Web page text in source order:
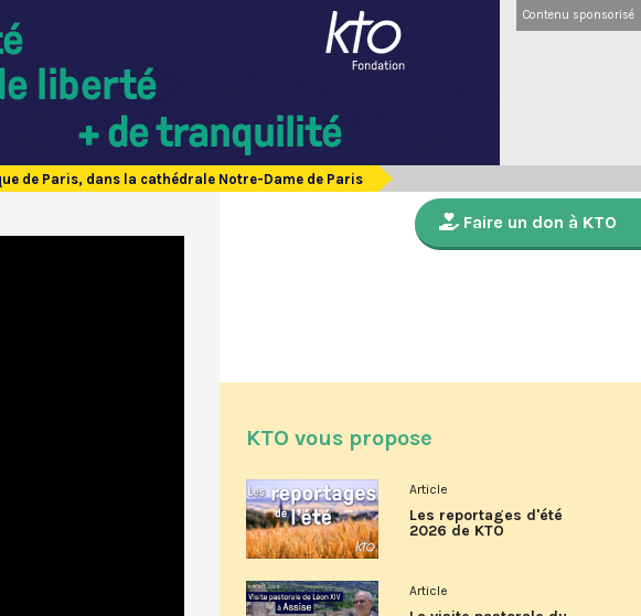
Contenu sponsorisé
de Paris, dans la cathédrale Notre-Dame de Paris
Faire un don à KTO
KTO vous propose
Article
Les reportages d'été
2026 de KTO
Article